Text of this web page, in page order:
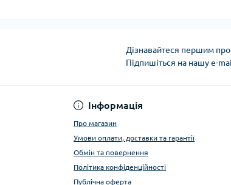
Дізнавайтеся першим про
Підпишіться на нашу e-
Інформація
Про магазин
Умови оплати, доставки та гарантії
Обмін та повернення
Політика конфіденційності
Публічна оферта